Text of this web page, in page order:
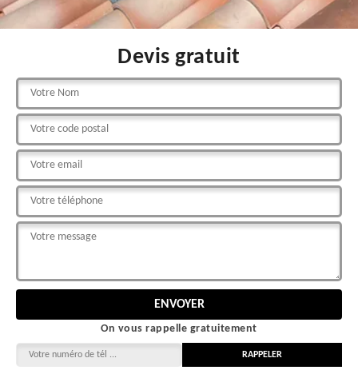
Devis gratuit
On vous rappelle gratuitement